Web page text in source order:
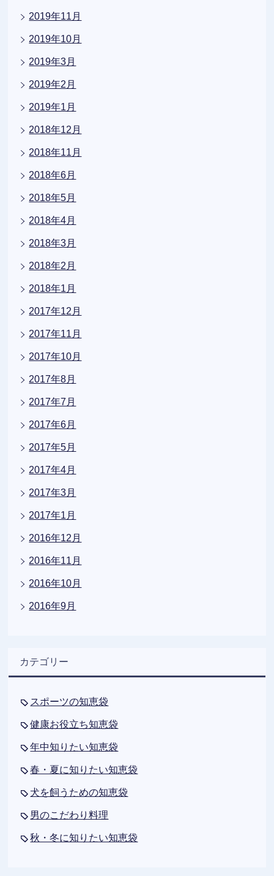
2019年11月
2019年10月
2019年3月
2019年2月
2019年1月
2018年12月
2018年11月
2018年6月
2018年5月
2018年4月
2018年3月
2018年2月
2018年1月
2017年12月
2017年11月
2017年10月
2017年8月
2017年7月
2017年6月
2017年5月
2017年4月
2017年3月
2017年1月
2016年12月
2016年11月
2016年10月
2016年9月
カテゴリー
スポーツの知恵袋
健康お役立ち知恵袋
年中知りたい知恵袋
春・夏に知りたい知恵袋
犬を飼うための知恵袋
男のこだわり料理
秋・冬に知りたい知恵袋